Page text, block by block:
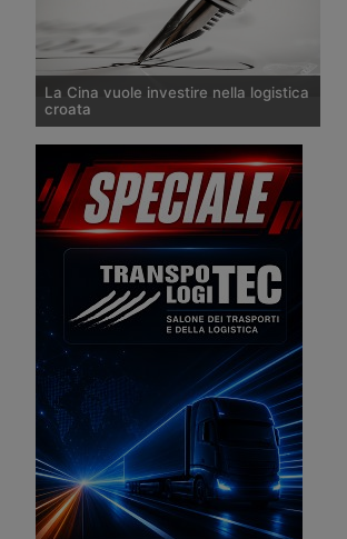
La Cina vuole investire nella logistica
croata
Una delegazione d’imprenditori cinesi
ha visitato a giugno 2019 la città di
Osijek, posta nella parte orientale della
Croazia, mostrando interesse a
investire nella cargocity del suo
aeroporto.